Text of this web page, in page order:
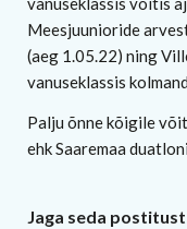
Meesjuunioride
(aeg 1.05.22) ning
vanuseklassis
Palju õnne kõigile
ehk Saaremaa
Jaga seda postitust